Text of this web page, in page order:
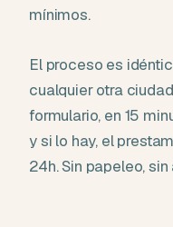
mínimos.
El proceso es
cualquier otra
formulario, en 15
y si lo hay, el
24h. Sin papeleo,